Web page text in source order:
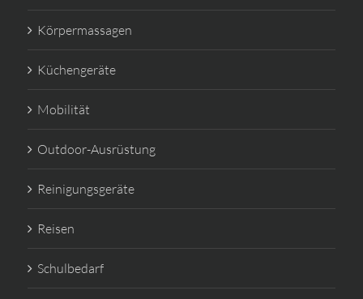
Körpermassagen
Küchengeräte
Mobilität
Outdoor-Ausrüstung
Reinigungsgeräte
Reisen
Schulbedarf